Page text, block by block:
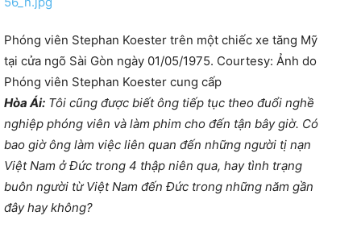
Phóng viên Stephan Koester trên một chiếc xe tăng Mỹ
tại cửa ngõ Sài Gòn ngày 01/05/1975. Courtesy: Ảnh do
Phóng viên Stephan Koester cung cấp
Hòa Ái: Tôi cũng được biết ông tiếp tục theo đuổi nghề
nghiệp phóng viên và làm phim cho đến tận bây giờ. Có
bao giờ ông làm việc liên quan đến những người tị nạn
Việt Nam ở Đức trong 4 thập niên qua, hay tình trạng
buôn người từ Việt Nam đến Đức trong những năm gần
đây hay không?